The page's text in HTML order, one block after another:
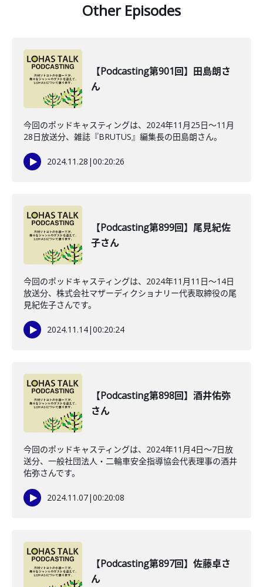
Other Episodes
【Podcasting第901回】田島朗さ
ん
今回のポッドキャスティングは、2024年11月25日～11月
28日放送分、雑誌『BRUTUS』編集長の田島朗さん。
2024.11.28 |00:20:26
【Podcasting第899回】尾見紀佐
子さん
今回のポッドキャスティングは、2024年11月11日～14日
放送分、株式会社マザーディクショナリー代表取締役の尾
見紀佐子さんです。
2024.11.14|00:20:24
【Podcasting第898回】酒井佑弥
さん
今回のポッドキャスティングは、2024年11月4日～7日放
送分、一般社団法人・二輪車安全指導協会代表理事の酒井
佑弥さんです。
2024.11.07|00:20:08
【Podcasting第897回】佐藤卓さ
ん